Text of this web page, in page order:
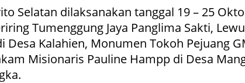
Selatan dilaksanakan tanggal 19 – 25
Tumenggung Jaya Panglima Sakti,
Kalahien, Monumen Tokoh Pejuang
Misionaris Pauline Hampp di Desa